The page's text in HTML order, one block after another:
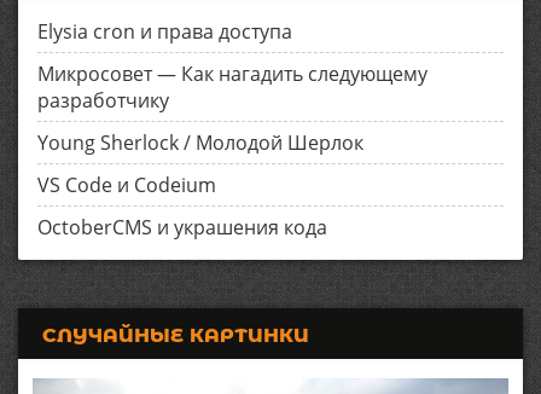
Elysia cron и права доступа
Микросовет — Как нагадить следующему
разработчику
Young Sherlock / Молодой Шерлок
VS Code и Codeium
OctoberCMS и украшения кода
СЛУЧАЙНЫЕ КАРТИНКИ